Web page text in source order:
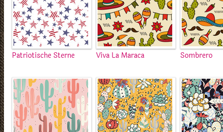
Patriotische Sterne Viva La Maraca Sombrero